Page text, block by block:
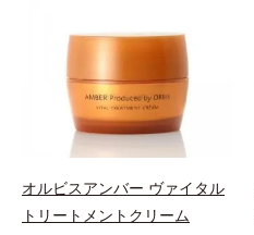
方との比較*6 ドクダミエキス、シ
クロヘキサンジカルボン酸ビスエト
キシジグリコール（保湿）＜使用量
目安＞パール1粒程度＜ご使用ステ
ップ＞洗顔料 ⇒ 化粧水 ⇒ ザ リン
クルセラム ⇒ 保湿液＜1商品あたり
の使用回数＞通常サイズ：約90回
（1.5ヵ月程度）ラージサイズ：約
180回（3ヵ月程度）各商品の詳し
進めたところ、弾力感のない状態で
ある「ハリのなさ」や、くすみ(*6)
などが現れている状態である「透明
感のなさ」が、大人の肌印象に大き
な影響を与えていることがわかりま
した。そこでオルビスユー ドット
シリーズは美容成分(*7)として
「G.D.F.アクティベーター(*8)」を
配合。そして、従来から配合してい
オルビスアンバー ヴァイタル
トリートメントクリーム